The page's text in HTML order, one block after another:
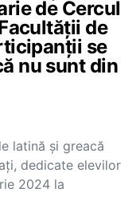
de Cercul
de
se
nu sunt din
latină și greacă
dedicate elevilor
2024 la